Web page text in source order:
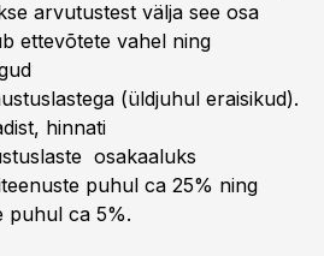
arvutustest välja see osa
ettevõtete vahel ning
(üldjuhul eraisikud).
hinnati
osakaaluks
puhul ca 25% ning
puhul ca 5%.